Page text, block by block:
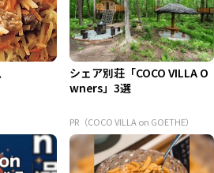
シェア別荘「COCO VILLA O
wners」3選
PR（COCO VILLA on GOETHE）